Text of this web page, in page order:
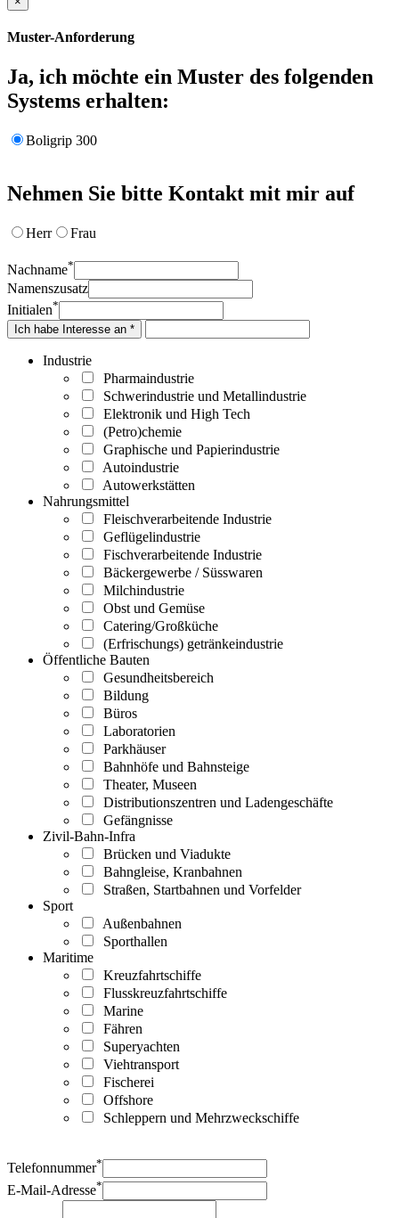
Muster-Anforderung
Ja, ich möchte ein Muster des folgenden
Systems erhalten:
Boligrip 300
Nehmen Sie bitte Kontakt mit mir auf
Herr Frau
Nachname*
Namenszusatz
Initialen*
Ich habe Interesse an *
Industrie
Pharmaindustrie
Schwerindustrie und Metallindustrie
Elektronik und High Tech
(Petro)chemie
Graphische und Papierindustrie
Autoindustrie
Autowerkstätten
Nahrungsmittel
Fleischverarbeitende Industrie
Geflügelindustrie
Fischverarbeitende Industrie
Bäckergewerbe / Süsswaren
Milchindustrie
Obst und Gemüse
Catering/Großküche
(Erfrischungs) getränkeindustrie
Öffentliche Bauten
Gesundheitsbereich
Bildung
Büros
Laboratorien
Parkhäuser
Bahnhöfe und Bahnsteige
Theater, Museen
Distributionszentren und Ladengeschäfte
Gefängnisse
Zivil-Bahn-Infra
Brücken und Viadukte
Bahngleise, Kranbahnen
Straßen, Startbahnen und Vorfelder
Sport
Außenbahnen
Sporthallen
Maritime
Kreuzfahrtschiffe
Flusskreuzfahrtschiffe
Marine
Fähren
Superyachten
Viehtransport
Fischerei
Offshore
Schleppern und Mehrzweckschiffe
Telefonnummer*
E-Mail-Adresse*